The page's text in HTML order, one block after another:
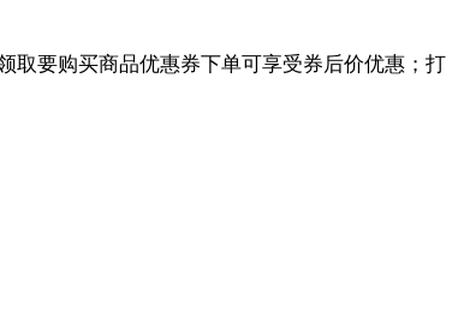
取要购买商品优惠券下单可享受券后价优惠；打